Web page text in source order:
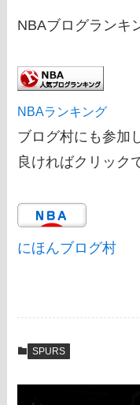
NBAブログランキ
NBAランキング
ブログ村にも参加
良ければクリック
にほんブログ村
SPURS